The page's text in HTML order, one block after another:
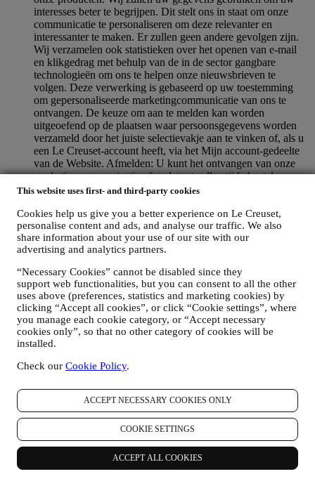
This website uses first- and third-party cookies
Cookies help us give you a better experience on Le Creuset,
personalise content and ads, and analyse our traffic. We also
share information about your use of our site with our
advertising and analytics partners.
“Necessary Cookies” cannot be disabled since they
support web functionalities, but you can consent to all the other
uses above (preferences, statistics and marketing cookies) by
clicking “Accept all cookies”, or click “Cookie settings”, where
you manage each cookie category, or “Accept necessary
cookies only”, so that no other category of cookies will be
installed.
Check our Cookie Policy.
ACCEPT NECESSARY COOKIES ONLY
COOKIE SETTINGS
ACCEPT ALL COOKIES
interesses beter te begrijpen. Dit stelt ons in staat om onze
communicatie te personaliseren om deze relevanter en
interessanter te maken. Er zullen geen andere gevolgen zijn.
Wij verzamelen ook statistieken over het openen van e-mail
en klikgedrag met behulp van de in de sector gangbare
technologieën om ons te helpen onze nieuwsbrieven te
volgen. Deze verwerking is gebaseerd op uw toestemming
om gepersonaliseerde marketingcommunicatie van ons te
ontvangen. De keuze om aan te melden kan worden
uitgeoefend op de plaatsen waar persoonsgegevens worden
verzameld door het juiste selectievakje aan te vinken of, als u
een Le Creuset-account heeft, via het Mijn account-gedeelte
van de Website. Afmelden: U kunt het ontvangen van onze
marketingcommunicatie of updates te allen tijde kosteloos
stopzetten via de methoden die bij de communicatie worden
nieuwsbrief kunt u klikken op de afmeldlink onderaan elke e-
mail). Als u een Le Creuset account hebt, kunt u eenvoudig
uw marketingvoorkeuren beheren. Als u onze
marketingactiviteiten wilt stopzetten, kunt u in ieder geval een
afmelding zo spoedig mogelijk verwerken, maar in sommige
gevallen kunt u nog enkele berichten ontvangen totdat de
afmelding volledig is verwerkt.
Weet dat wij uw contactgegevens en andere
persoonsgegevens niet doorgeven of verkopen aan andere
bedrijven voor hun marketingdoeleinden.
TE PASSEN EN DE KLANTERVARING TE
Wij willen uw gegevens gebruiken om onze diensten en
aanbiedingen af te stemmen op uw behoeften en voorkeuren
om u een gepersonaliseerde Le Creuset-klantervaring te
bieden. Wij doen dit door uw gewoontes of interesses te
analyseren, bijvoorbeeld met betrekking tot de meest bekeken
producten, uw interactie met ons op sociale media, welke
pagina's van onze Website u bezoekt, welke inhoud van onze